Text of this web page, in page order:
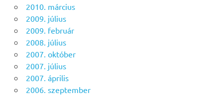
2010. március
2009. július
2009. február
2008. július
2007. október
2007. július
2007. április
2006. szeptember